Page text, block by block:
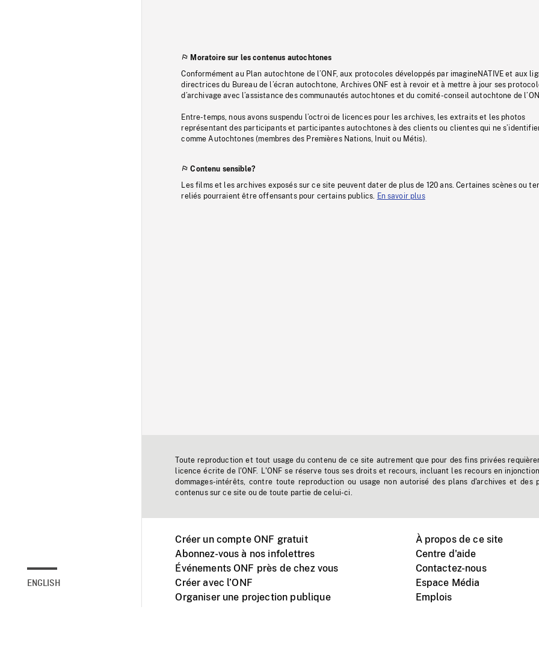
ENGLISH
Moratoire sur les contenus autochtones
Conformément au Plan autochtone de l’ONF, aux protocoles développés par imagineNATIVE et aux
directrices du Bureau de l’écran autochtone, Archives ONF est à revoir et à mettre à jour ses
d’archivage avec l’assistance des communautés autochtones et du comité-conseil autochtone de
Entre-temps, nous avons suspendu l’octroi de licences pour les archives, les extraits et les photos
représentant des participants et participantes autochtones à des clients ou clientes qui ne
comme Autochtones (membres des Premières Nations, Inuit ou Métis).
Contenu sensible?
Les films et les archives exposés sur ce site peuvent dater de plus de 120 ans. Certaines scènes ou
reliés pourraient être offensants pour certains publics.
En savoir plus
Toute reproduction et tout usage du contenu de ce site autrement que pour des fins privées
licence écrite de l'ONF. L'ONF se réserve tous ses droits et recours, incluant les recours en
dommages-intérêts, contre toute reproduction ou usage non autorisé des plans d'archives et des
contenus sur ce site ou de toute partie de celui-ci.
Créer un compte ONF gratuit
Abonnez-vous à nos infolettres
Événements ONF près de chez vous
Créer avec l’ONF
Organiser une projection publique
À propos de ce site
Centre d'aide
Contactez-nous
Espace Média
Emplois